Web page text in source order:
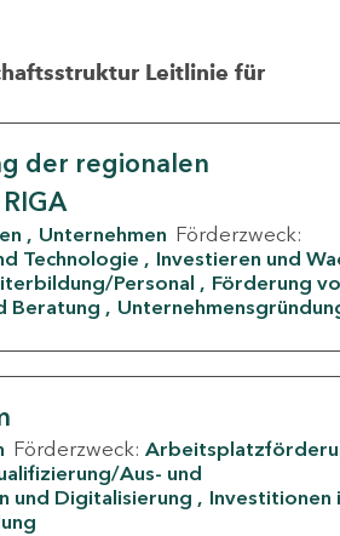
Leitlinie für
der regionalen
Unternehmen Förderzweck:
Technologie
Investieren und
Personal
Förderung
Beratung
Förderzweck:
Aus- und
und Digitalisierung
Investitionen